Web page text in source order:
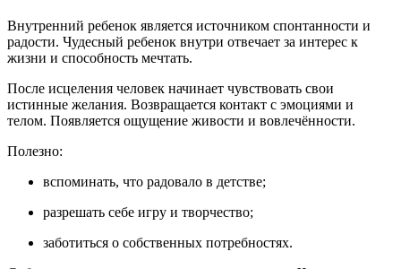
Внутренний ребенок является источником спонтанности и
радости. Чудесный ребенок внутри отвечает за интерес к
жизни и способность мечтать.
После исцеления человек начинает чувствовать свои
истинные желания. Возвращается контакт с эмоциями и
телом. Появляется ощущение живости и вовлечённости.
Полезно:
вспоминать, что радовало в детстве;
разрешать себе игру и творчество;
заботиться о собственных потребностях.